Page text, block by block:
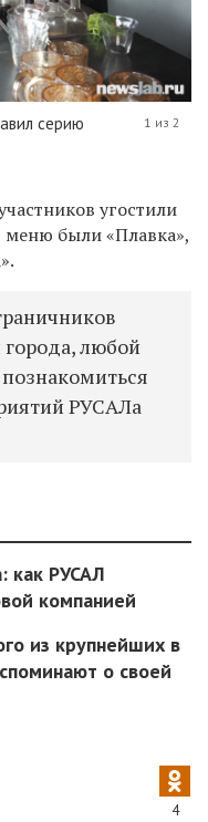
серию
1 из 2
угостили
были «Плавка»,
любой
РУСАЛа
как РУСАЛ
компанией
из крупнейших в
о своей
4